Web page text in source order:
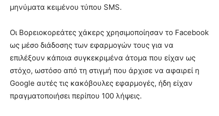
μηνύματα κειμένου τύπου SMS.
Οι Βορειοκορεάτες χάκερς χρησιμοποίησαν το Facebook
ως μέσο διάδοσης των εφαρμογών τους για να
επιλέξουν κάποια συγκεκριμένα άτομα που είχαν ως
στόχο, ωστόσο από τη στιγμή που άρχισε να αφαιρεί η
Google αυτές τις κακόβουλες εφαρμογές, ήδη είχαν
πραγματοποιήσει περίπου 100 λήψεις.